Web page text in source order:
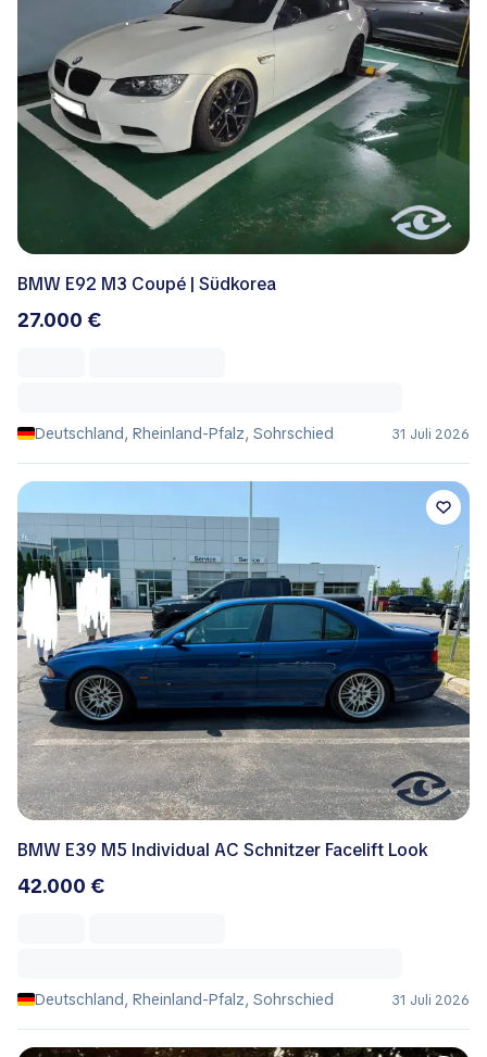
BMW E92 M3 Coupé | Südkorea
27.000 €
Deutschland, Rheinland-Pfalz, Sohrschied 31 Juli 2026
BMW E39 M5 Individual AC Schnitzer Facelift Look
42.000 €
Deutschland, Rheinland-Pfalz, Sohrschied 31 Juli 2026